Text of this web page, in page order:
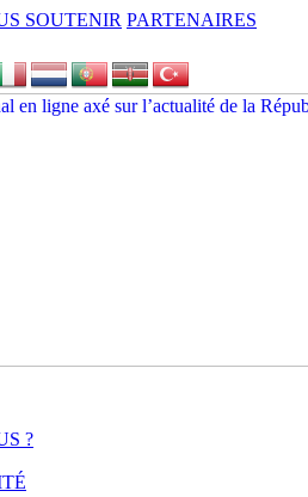
SOUTENIR PARTENAIRES
?